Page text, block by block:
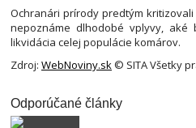
Ochranári prírody predtým
nepoznáme dlhodobé vplyvy,
likvidácia celej populácie komárov.
Zdroj: WebNoviny.sk © SITA Všetky
Odporúčané články